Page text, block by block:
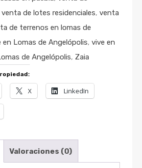
venta de lotes residenciales, venta
de terrenos en lomas de
en Lomas de Angelópolis, vive en
de Angelópolis, Zaia
X LinkedIn
Valoraciones (0)